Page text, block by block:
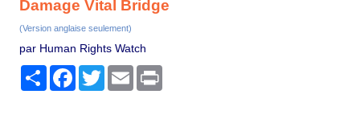
Damage Vital Bridge
(Version anglaise seulement)
par Human Rights Watch
PartagerFacebook
TwitterEmail